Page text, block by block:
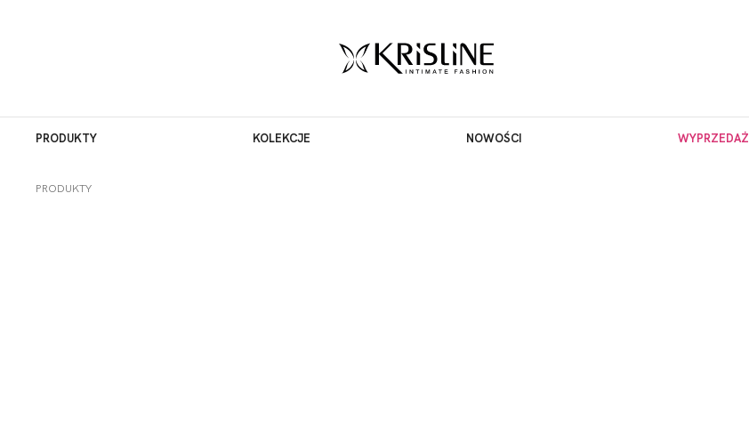
PRODUKTY KOLEKCJE NOWOŚCI WYPRZEDAŻ
PRODUKTY